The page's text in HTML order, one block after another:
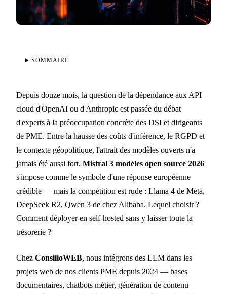
SOMMAIRE
Depuis douze mois, la question de la dépendance aux API
cloud d'OpenAI ou d'Anthropic est passée du débat
d'experts à la préoccupation concrète des DSI et dirigeants
de PME. Entre la hausse des coûts d'inférence, le RGPD et
le contexte géopolitique, l'attrait des modèles ouverts n'a
jamais été aussi fort. Mistral 3 modèles open source 2026
s'impose comme le symbole d'une réponse européenne
crédible — mais la compétition est rude : Llama 4 de Meta,
DeepSeek R2, Qwen 3 de chez Alibaba. Lequel choisir ?
Comment déployer en self-hosted sans y laisser toute la
trésorerie ?
Chez ConsilioWEB, nous intégrons des LLM dans les
projets web de nos clients PME depuis 2024 — bases
documentaires, chatbots métier, génération de contenu